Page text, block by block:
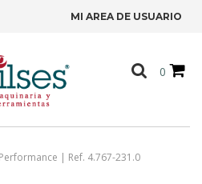
MI AREA DE USUARIO
0
| Ref. 4.767-231.0